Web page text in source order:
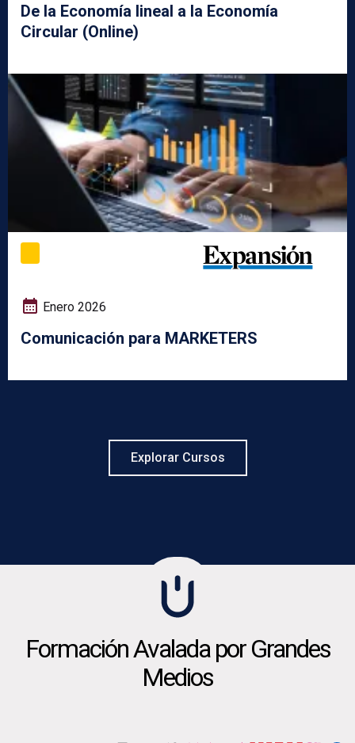
De la Economía lineal a la Economía
Circular (Online)
Enero 2026
Comunicación para MARKETERS
Explorar Cursos
Formación Avalada por Grandes
Medios